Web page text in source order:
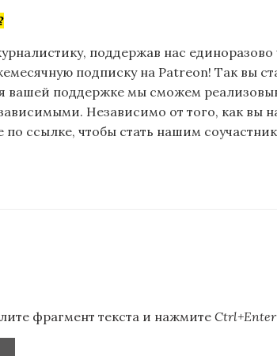
поддержав нас единоразово
подписку на Patreon! Так вы
вашей поддержке мы сможем
Независимо от того, как вы
ссылке, чтобы стать нашим
фрагмент текста и нажмите Ctrl+Enter